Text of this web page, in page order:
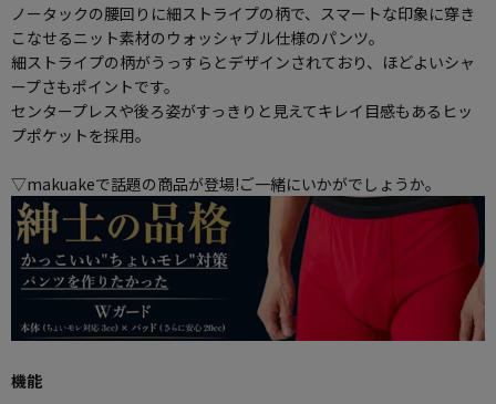
ノータックの腰回りに細ストライプの柄で、スマートな印象に穿き
こなせるニット素材のウォッシャブル仕様のパンツ。
細ストライプの柄がうっすらとデザインされており、ほどよいシャ
ープさもポイントです。
センタープレスや後ろ姿がすっきりと見えてキレイ目感もあるヒッ
プポケットを採用。
▽makuakeで話題の商品が登場!ご一緒にいかがでしょうか。
機能